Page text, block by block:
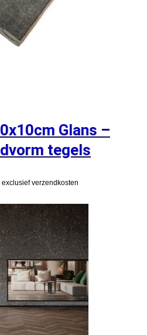
Glans –
tegels
exclusief verzendkosten